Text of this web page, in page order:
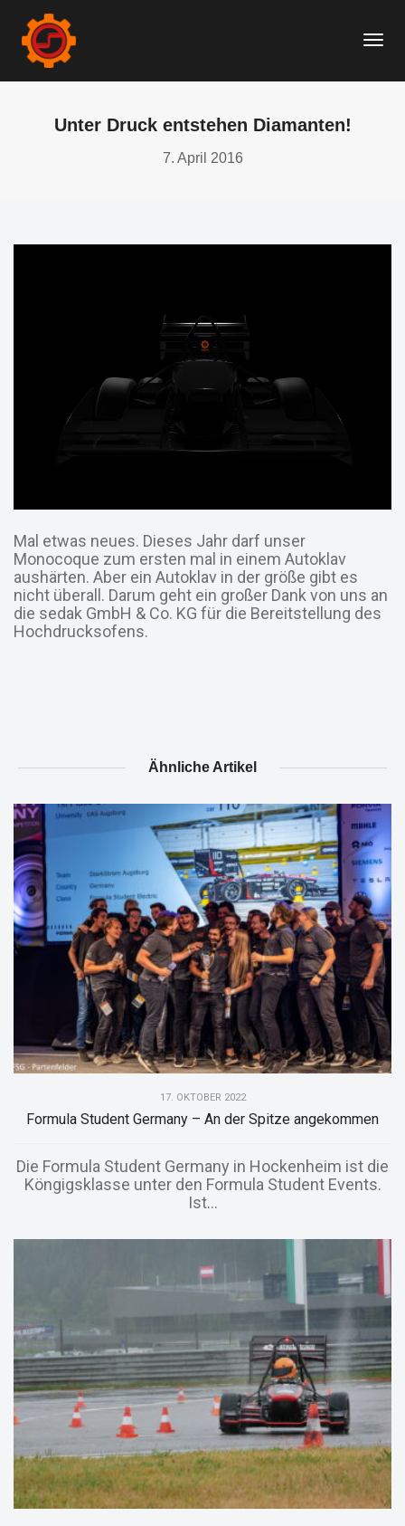
Unter Druck entstehen Diamanten!
7. April 2016
Mal etwas neues. Dieses Jahr darf unser
Monocoque zum ersten mal in einem Autoklav
aushärten. Aber ein Autoklav in der größe gibt es
nicht überall. Darum geht ein großer Dank von uns an
die sedak GmbH & Co. KG für die Bereitstellung des
Hochdrucksofens.
Ähnliche Artikel
17. OKTOBER 2022
Formula Student Germany – An der Spitze angekommen
Die Formula Student Germany in Hockenheim ist die
Köngigsklasse unter den Formula Student Events.
Ist...